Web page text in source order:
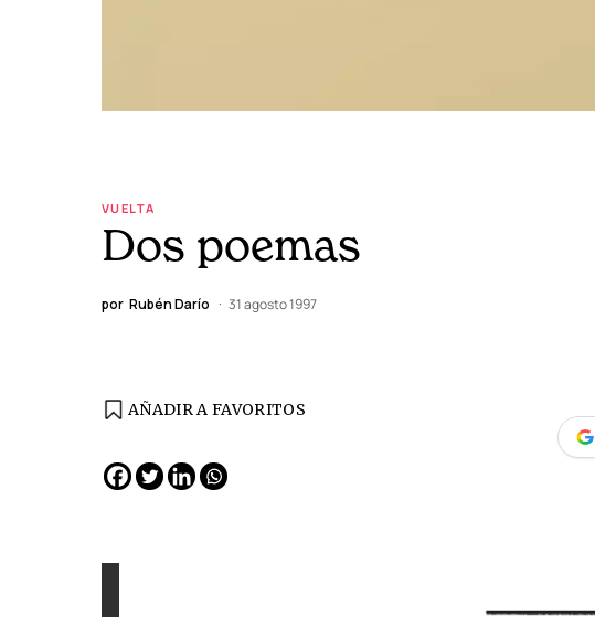
VUELTA
Dos poemas
por Rubén Darío 31 agosto 1997
AÑADIR A FAVORITOS